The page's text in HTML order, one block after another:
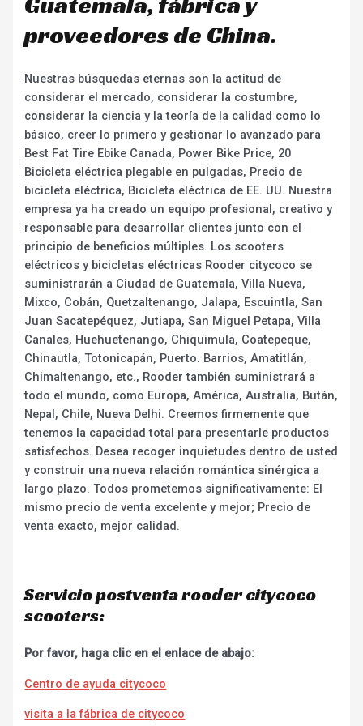
proveedores de China.
Nuestras búsquedas eternas son la actitud de
considerar el mercado, considerar la costumbre,
considerar la ciencia y la teoría de la calidad como lo
básico, creer lo primero y gestionar lo avanzado para
Best Fat Tire Ebike Canada, Power Bike Price, 20
Bicicleta eléctrica plegable en pulgadas, Precio de
bicicleta eléctrica, Bicicleta eléctrica de EE. UU. Nuestra
empresa ya ha creado un equipo profesional, creativo y
responsable para desarrollar clientes junto con el
principio de beneficios múltiples. Los scooters
eléctricos y bicicletas eléctricas Rooder citycoco se
suministrarán a Ciudad de Guatemala, Villa Nueva,
Mixco, Cobán, Quetzaltenango, Jalapa, Escuintla, San
Juan Sacatepéquez, Jutiapa, San Miguel Petapa, Villa
Canales, Huehuetenango, Chiquimula, Coatepeque,
Chinautla, Totonicapán, Puerto. Barrios, Amatitlán,
Chimaltenango, etc., Rooder también suministrará a
todo el mundo, como Europa, América, Australia, Bután,
Nepal, Chile, Nueva Delhi. Creemos firmemente que
tenemos la capacidad total para presentarle productos
satisfechos. Desea recoger inquietudes dentro de usted
y construir una nueva relación romántica sinérgica a
largo plazo. Todos prometemos significativamente: El
mismo precio de venta excelente y mejor; Precio de
venta exacto, mejor calidad.
Servicio postventa rooder citycoco
scooters:
Por favor, haga clic en el enlace de abajo:
Centro de ayuda citycoco
visita a la fábrica de citycoco